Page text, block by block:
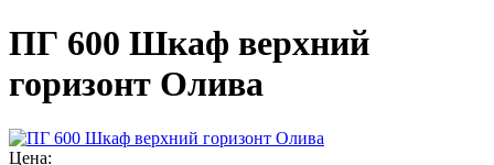
ПГ 600 Шкаф верхний
горизонт Олива
Цена: